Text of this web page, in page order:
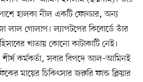
হালকা নীল একটি ফোল্ডার, অন্য
লাল গোলাপ। ল্যাপটপের কিবোর্ডে তাঁর
খাতায় কোনো কাটাকাটি নেই।
শীর্ষ কর্মকর্তা, সবার বিপদে আল–আমিনই
মায়ের চিকিৎসার জরুরি ফান্ড ক্লিয়ার